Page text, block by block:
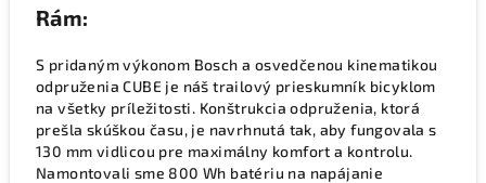
Rám:
S pridaným výkonom Bosch a osvedčenou kinematikou
odpruženia CUBE je náš trailový prieskumník bicyklom
na všetky príležitosti. Konštrukcia odpruženia, ktorá
prešla skúškou času, je navrhnutá tak, aby fungovala s
130 mm vidlicou pre maximálny komfort a kontrolu.
Namontovali sme 800 Wh batériu na napájanie